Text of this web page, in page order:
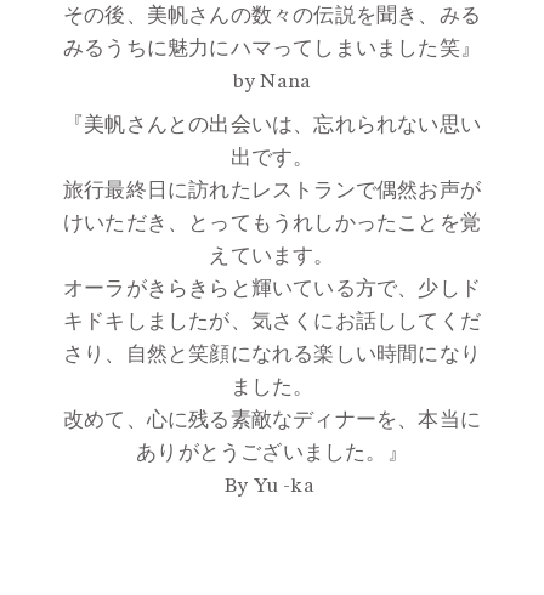
その後、美帆さんの数々の伝説を聞き、みる
みるうちに魅力にハマってしまいました笑』
by Nana
『美帆さんとの出会いは、忘れられない思い
出です。
旅行最終日に訪れたレストランで偶然お声が
けいただき、とってもうれしかったことを覚
えています。
オーラがきらきらと輝いている方で、少しド
キドキしましたが、気さくにお話ししてくだ
さり、自然と笑顔になれる楽しい時間になり
ました。
改めて、心に残る素敵なディナーを、本当に
ありがとうございました。』
By Yu -ka